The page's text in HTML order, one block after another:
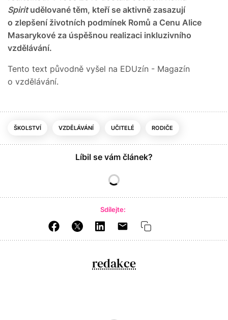
Spiritudělované těm, kteří se aktivně zasazují
o zlepšení životních podmínek Romů a Cenu Alice
Masarykové za úspěšnou realizaci inkluzivního
vzdělávání.
Tento text původně vyšel na EDUzín - Magazín
o vzdělávání.
ŠKOLSTVÍ VZDĚLÁVÁNÍ UČITELÉ RODIČE
Líbil se vám článek?
Sdílejte:
redakce